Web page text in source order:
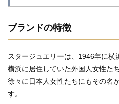
ブランドの特徴
スタージュエリーは、1946年に横
横浜に居住していた外国人女性た
徐々に日本人女性たちにもその名
す。